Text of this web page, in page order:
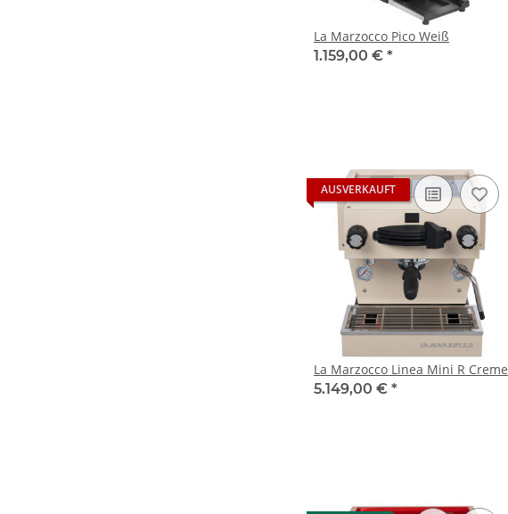
La Marzocco Pico Weiß
1.159,00 € *
AUSVERKAUFT
La Marzocco Linea Mini R Creme
5.149,00 € *